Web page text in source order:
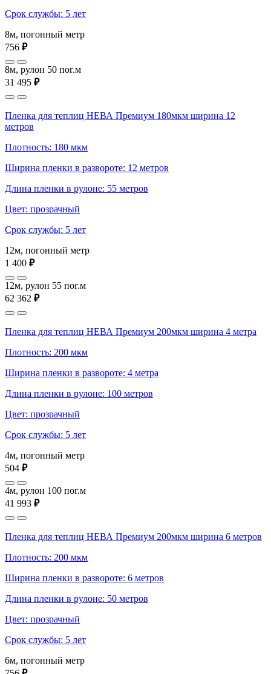
Срок службы: 5 лет
8м, погонный метр
756 ₽
8м, рулон 50 пог.м
31 495 ₽
Пленка для теплиц НЕВА Премиум 180мкм ширина 12
метров
Плотность: 180 мкм
Ширина пленки в развороте: 12 метров
Длина пленки в рулоне: 55 метров
Цвет: прозрачный
Срок службы: 5 лет
12м, погонный метр
1 400 ₽
12м, рулон 55 пог.м
62 362 ₽
Пленка для теплиц НЕВА Премиум 200мкм ширина 4 метра
Плотность: 200 мкм
Ширина пленки в развороте: 4 метра
Длина пленки в рулоне: 100 метров
Цвет: прозрачный
Срок службы: 5 лет
4м, погонный метр
504 ₽
4м, рулон 100 пог.м
41 993 ₽
Пленка для теплиц НЕВА Премиум 200мкм ширина 6 метров
Плотность: 200 мкм
Ширина пленки в развороте: 6 метров
Длина пленки в рулоне: 50 метров
Цвет: прозрачный
Срок службы: 5 лет
6м, погонный метр